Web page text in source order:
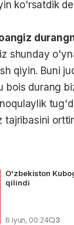
ko'rsatdik
shunday
qiyin. Buni
bois durang
tajribasini
O'zbekiston
qilindi
6 iyun, 00:24 3